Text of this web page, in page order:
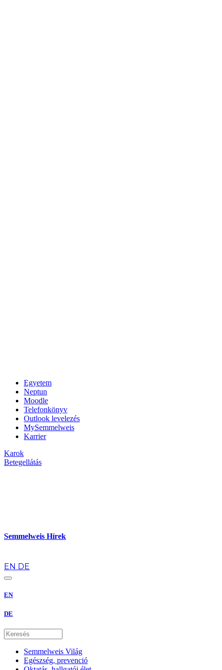
Egyetem
Neptun
Moodle
Telefonkönyv
Outlook levelezés
MySemmelweis
Karrier
Karok
Betegellátás
Semmelweis Hírek
EN DE
EN
DE
Semmelweis Világ
Egészség, prevenció